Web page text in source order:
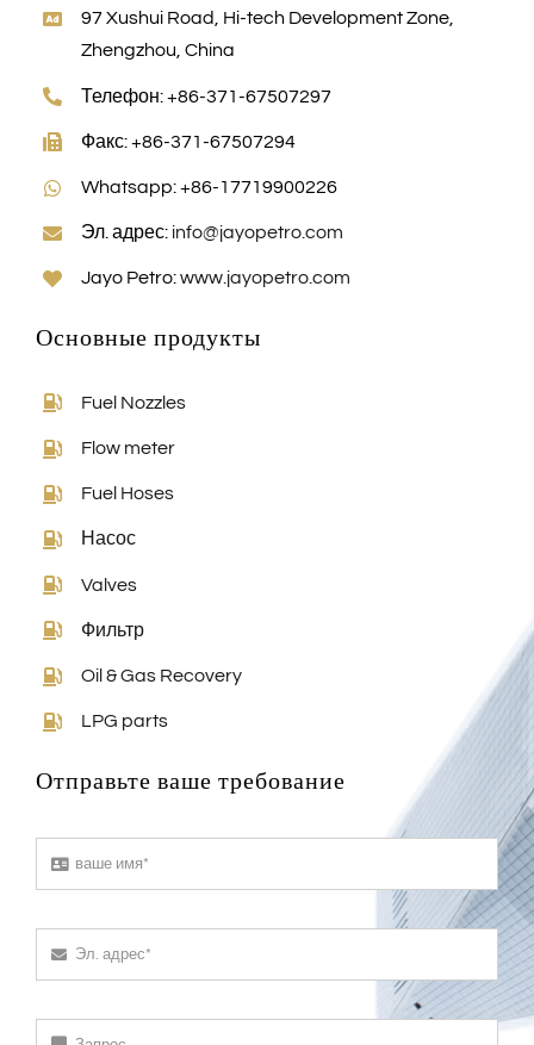
97 Xushui Road, Hi-tech Development Zone,
Zhengzhou, China
Телефон: +86-371-67507297
Факс: +86-371-67507294
Whatsapp: +86-17719900226
Эл. адрес: info@jayopetro.com
Jayo Petro:www.jayopetro.com
Основные продукты
Fuel Nozzles
Flow meter
Fuel Hoses
Насос
Valves
Фильтр
Oil & Gas Recovery
LPG parts
Отправьте ваше требование